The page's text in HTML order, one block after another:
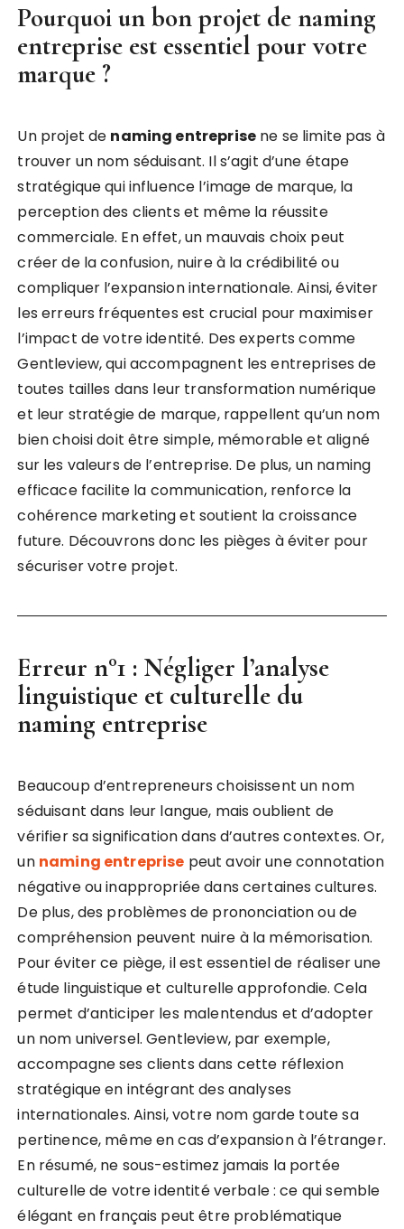
Pourquoi un bon projet de naming
entreprise est essentiel pour votre
marque ?
Un projet de naming entreprise ne se limite pas à
trouver un nom séduisant. Il s’agit d’une étape
stratégique qui influence l’image de marque, la
perception des clients et même la réussite
commerciale. En effet, un mauvais choix peut
créer de la confusion, nuire à la crédibilité ou
compliquer l’expansion internationale. Ainsi, éviter
les erreurs fréquentes est crucial pour maximiser
l’impact de votre identité. Des experts comme
Gentleview, qui accompagnent les entreprises de
toutes tailles dans leur transformation numérique
et leur stratégie de marque, rappellent qu’un nom
bien choisi doit être simple, mémorable et aligné
sur les valeurs de l’entreprise. De plus, un naming
efficace facilite la communication, renforce la
cohérence marketing et soutient la croissance
future. Découvrons donc les pièges à éviter pour
sécuriser votre projet.
Erreur n°1 : Négliger l’analyse
linguistique et culturelle du
naming entreprise
Beaucoup d’entrepreneurs choisissent un nom
séduisant dans leur langue, mais oublient de
vérifier sa signification dans d’autres contextes. Or,
un naming entreprise peut avoir une connotation
négative ou inappropriée dans certaines cultures.
De plus, des problèmes de prononciation ou de
compréhension peuvent nuire à la mémorisation.
Pour éviter ce piège, il est essentiel de réaliser une
étude linguistique et culturelle approfondie. Cela
permet d’anticiper les malentendus et d’adopter
un nom universel. Gentleview, par exemple,
accompagne ses clients dans cette réflexion
stratégique en intégrant des analyses
internationales. Ainsi, votre nom garde toute sa
pertinence, même en cas d’expansion à l’étranger.
En résumé, ne sous-estimez jamais la portée
culturelle de votre identité verbale : ce qui semble
élégant en français peut être problématique